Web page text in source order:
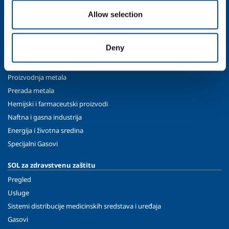
Allow selection
Deny
Bezbednost, životna sredina i kvalitet
Hrana i piće
Proizvodnja metala
Prerada metala
Hemijski i farmaceutski proizvodi
Naftna i gasna industrija
Energija i životna sredina
Specijalni Gasovi
SOL za zdravstvenu zaštitu
Pregled
Usluge
Sistemi distribucije medicinskih sredstava i uređaja
Gasovi